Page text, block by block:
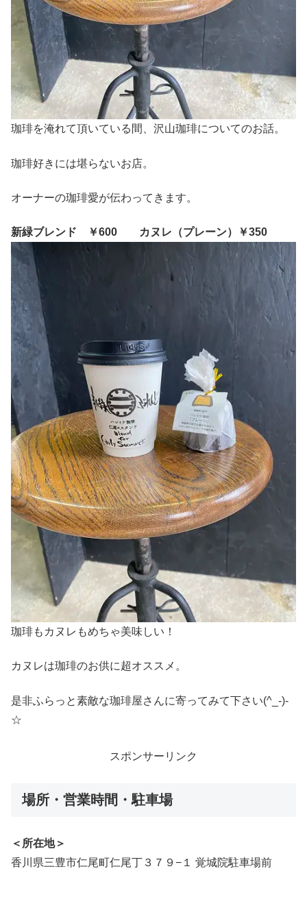
珈琲を淹れて頂いている間、沢山珈琲についてのお話。
珈琲好きには堪らないお店。
オーナーの珈琲愛が伝わってきます。
新緑ブレンド ￥600 カヌレ（プレーン）￥350
珈琲もカヌレもめちゃ美味しい！
カヌレは珈琲のお供に超オススメ。
是非ふらっと素敵な珈琲屋さんに寄ってみて下さい(^_-)-
☆
スポンサーリンク
場所・営業時間・駐車場
＜所在地＞
香川県三豊市仁尾町仁尾丁３７９−１ 覚城院駐車場前